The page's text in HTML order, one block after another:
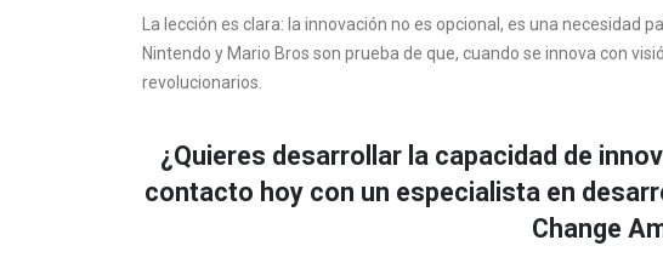
La lección es clara: la innovación no es opcional, es una necesidad
Nintendo y Mario Bros son prueba de que, cuando se innova con
revolucionarios.
¿Quieres desarrollar la capacidad de
contacto hoy con un especialista en
Change